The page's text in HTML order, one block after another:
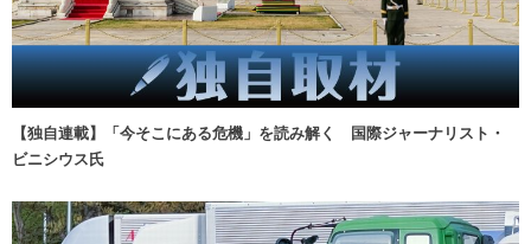
【独自連載】「今そこにある危機」を読み解く 国際ジャーナリスト・
ビニシウス氏